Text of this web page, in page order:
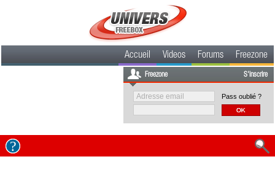
Accueil Videos Forums Freezone
Freezone S'inscrire
Pass oublié ?